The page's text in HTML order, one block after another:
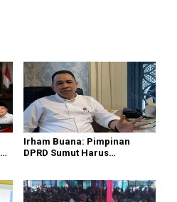
Irham Buana: Pimpinan
DPRD Sumut Harus
Paripurna